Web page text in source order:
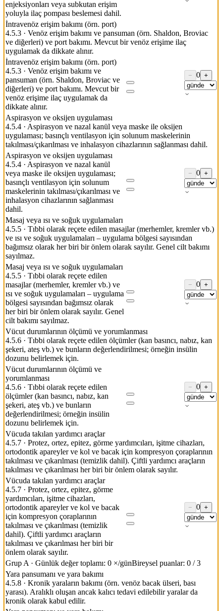
enjeksiyonları veya subkutan erişim
yoluyla ilaç pompası beslemesi dahil.
İntravenöz erişim bakımı (örn. port)
4.5.3 · Venöz erişim bakımı ve pansuman (örn. Shaldon, Broviac
ve diğerleri) ve port bakımı. Mevcut bir venöz erişime ilaç
uygulamak da dikkate alınır.
İntravenöz erişim bakımı (örn. port)
4.5.3 · Venöz erişim bakımı ve
pansuman (örn. Shaldon, Broviac ve
diğerleri) ve port bakımı. Mevcut bir
venöz erişime ilaç uygulamak da
dikkate alınır.
− 0 +
Aspirasyon ve oksijen uygulaması
4.5.4 · Aspirasyon ve nazal kanül veya maske ile oksijen
uygulaması; basınçlı ventilasyon için solunum maskelerinin
takılması/çıkarılması ve inhalasyon cihazlarının sağlanması dahil.
Aspirasyon ve oksijen uygulaması
4.5.4 · Aspirasyon ve nazal kanül
veya maske ile oksijen uygulaması;
basınçlı ventilasyon için solunum
maskelerinin takılması/çıkarılması ve
inhalasyon cihazlarının sağlanması
dahil.
− 0 +
Masaj veya ısı ve soğuk uygulamaları
4.5.5 · Tıbbi olarak reçete edilen masajlar (merhemler, kremler vb.)
ve ısı ve soğuk uygulamaları – uygulama bölgesi sayısından
bağımsız olarak her biri bir önlem olarak sayılır. Genel cilt bakımı
sayılmaz.
Masaj veya ısı ve soğuk uygulamaları
4.5.5 · Tıbbi olarak reçete edilen
masajlar (merhemler, kremler vb.) ve
ısı ve soğuk uygulamaları – uygulama
bölgesi sayısından bağımsız olarak
her biri bir önlem olarak sayılır. Genel
cilt bakımı sayılmaz.
− 0 +
Vücut durumlarının ölçümü ve yorumlanması
4.5.6 · Tıbbi olarak reçete edilen ölçümler (kan basıncı, nabız, kan
şekeri, ateş vb.) ve bunların değerlendirilmesi; örneğin insülin
dozunu belirlemek için.
Vücut durumlarının ölçümü ve
yorumlanması
4.5.6 · Tıbbi olarak reçete edilen
ölçümler (kan basıncı, nabız, kan
şekeri, ateş vb.) ve bunların
değerlendirilmesi; örneğin insülin
dozunu belirlemek için.
− 0 +
Vücuda takılan yardımcı araçlar
4.5.7 · Protez, ortez, epitez, görme yardımcıları, işitme cihazları,
ortodontik apareyler ve kol ve bacak için kompresyon çoraplarının
takılması ve çıkarılması (temizlik dahil). Çiftli yardımcı araçların
takılması ve çıkarılması her biri bir önlem olarak sayılır.
Vücuda takılan yardımcı araçlar
4.5.7 · Protez, ortez, epitez, görme
yardımcıları, işitme cihazları,
ortodontik apareyler ve kol ve bacak
için kompresyon çoraplarının
takılması ve çıkarılması (temizlik
dahil). Çiftli yardımcı araçların
takılması ve çıkarılması her biri bir
önlem olarak sayılır.
− 0 +
Grup A · Günlük değer toplamı: 0 ×/günBireysel puanlar: 0 / 3
Yara pansumanı ve yara bakımı
4.5.8 · Kronik yaraların bakımı (örn. venöz bacak ülseri, bası
yarası). Aralıklı oluşan ancak kalıcı tedavi edilebilir yaralar da
kronik olarak kabul edilir.